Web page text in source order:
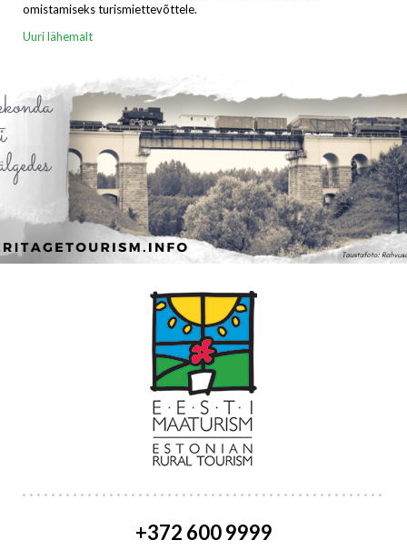
omistamiseks turismiettevõttele.
Uuri lähemalt
+372 600 9999